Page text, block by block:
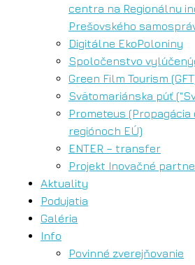
centra na Regionálnu
Prešovského
Digitálne EkoPoloniny
Spoločenstvo
Green Film Tourism
Svätomariánska púť
Prometeus
regiónoch EÚ)
ENTER – transfer
Projekt Inovačné
Aktuality
Podujatia
Galéria
Info
Povinné zverejňovanie